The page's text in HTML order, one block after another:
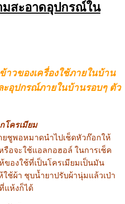
มสะอาดอุปกรณ์ใน
าวของเครื่องใช้ภายในบ้าน
ะอุปกรณ์ภายในบ้านรอบๆ ตัว
โครเมียม
ชูพอหมาดนำไปเช็ดหัวก๊อกให้
อจะใช้แอลกอฮอล์ ในการเช็ค
ของใช้ที่เป็นโครเมียมเป็นมัน
ใช้ผ้า ชุบน้ำยาปรับผ้านุ่มแล้วเป่า
แห้งก็ได้